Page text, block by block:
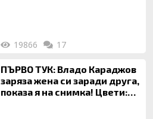
19866 17
ПЪРВО ТУК: Владо Караджов
заряза жена си заради друга,
показа я на снимка! Цвети: